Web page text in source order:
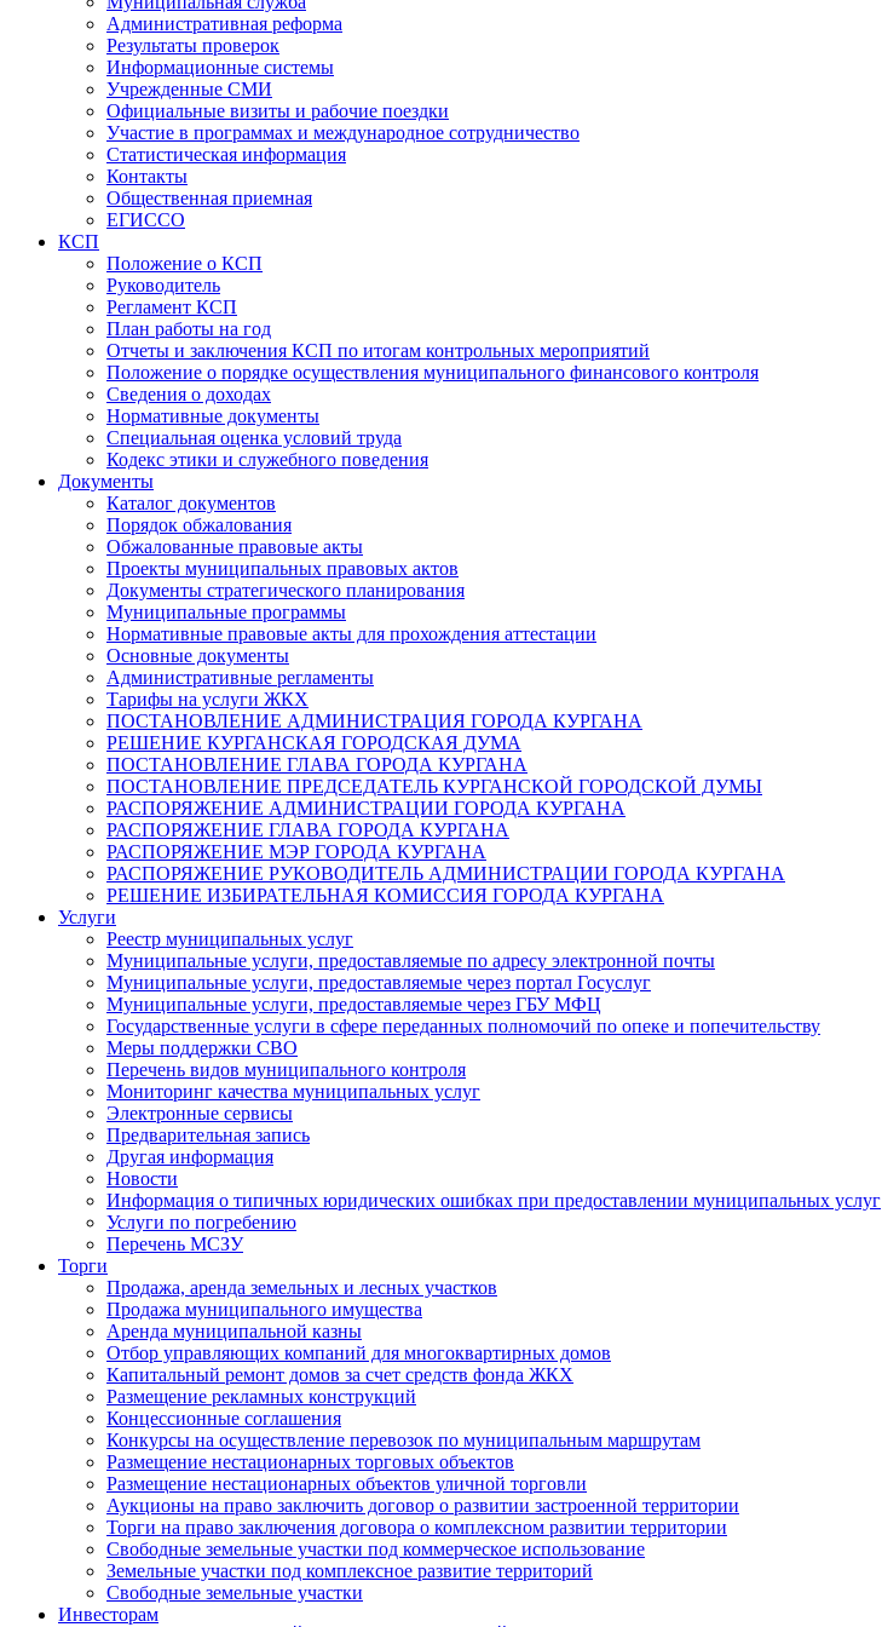
Административная реформа
Результаты проверок
Информационные системы
Учрежденные СМИ
Официальные визиты и рабочие поездки
Участие в программах и международное сотрудничество
Статистическая информация
Контакты
Общественная приемная
ЕГИССО
КСП
Положение о КСП
Руководитель
Регламент КСП
План работы на год
Отчеты и заключения КСП по итогам контрольных мероприятий
Положение о порядке осуществления муниципального финансового контроля
Сведения о доходах
Нормативные документы
Специальная оценка условий труда
Кодекс этики и служебного поведения
Документы
Каталог документов
Порядок обжалования
Обжалованные правовые акты
Проекты муниципальных правовых актов
Документы стратегического планирования
Муниципальные программы
Нормативные правовые акты для прохождения аттестации
Основные документы
Административные регламенты
Тарифы на услуги ЖКХ
ПОСТАНОВЛЕНИЕ АДМИНИСТРАЦИЯ ГОРОДА КУРГАНА
РЕШЕНИЕ КУРГАНСКАЯ ГОРОДСКАЯ ДУМА
ПОСТАНОВЛЕНИЕ ГЛАВА ГОРОДА КУРГАНА
ПОСТАНОВЛЕНИЕ ПРЕДСЕДАТЕЛЬ КУРГАНСКОЙ ГОРОДСКОЙ ДУМЫ
РАСПОРЯЖЕНИЕ АДМИНИСТРАЦИИ ГОРОДА КУРГАНА
РАСПОРЯЖЕНИЕ ГЛАВА ГОРОДА КУРГАНА
РАСПОРЯЖЕНИЕ МЭР ГОРОДА КУРГАНА
РАСПОРЯЖЕНИЕ РУКОВОДИТЕЛЬ АДМИНИСТРАЦИИ ГОРОДА КУРГАНА
РЕШЕНИЕ ИЗБИРАТЕЛЬНАЯ КОМИССИЯ ГОРОДА КУРГАНА
Услуги
Реестр муниципальных услуг
Муниципальные услуги, предоставляемые по адресу электронной почты
Муниципальные услуги, предоставляемые через портал Госуслуг
Муниципальные услуги, предоставляемые через ГБУ МФЦ
Государственные услуги в сфере переданных полномочий по опеке и попечительству
Меры поддержки СВО
Перечень видов муниципального контроля
Мониторинг качества муниципальных услуг
Электронные сервисы
Предварительная запись
Другая информация
Новости
Информация о типичных юридических ошибках при предоставлении муниципальных услуг
Услуги по погребению
Перечень МСЗУ
Торги
Продажа, аренда земельных и лесных участков
Продажа муниципального имущества
Аренда муниципальной казны
Отбор управляющих компаний для многоквартирных домов
Капитальный ремонт домов за счет средств фонда ЖКХ
Размещение рекламных конструкций
Концессионные соглашения
Конкурсы на осуществление перевозок по муниципальным маршрутам
Размещение нестационарных торговых объектов
Размещение нестационарных объектов уличной торговли
Аукционы на право заключить договор о развитии застроенной территории
Торги на право заключения договора о комплексном развитии территории
Свободные земельные участки под коммерческое использование
Земельные участки под комплексное развитие территорий
Свободные земельные участки
Инвесторам